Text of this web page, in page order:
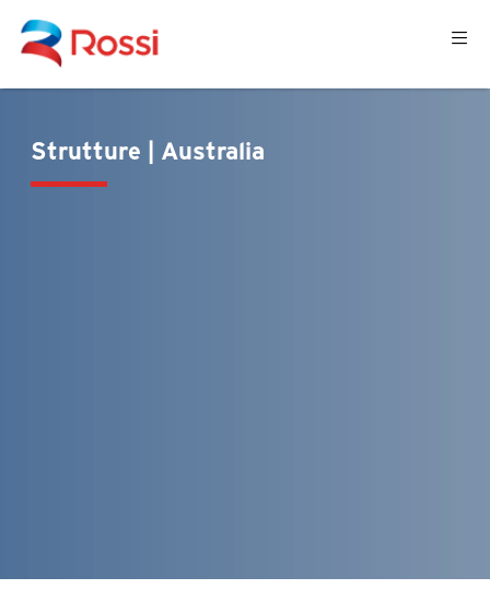
Strutture | Australia